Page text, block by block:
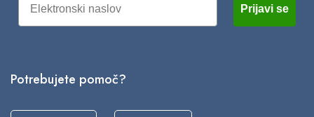
Prijavi se
Potrebujete pomoč?